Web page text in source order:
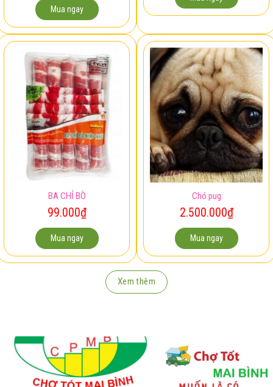
Mua ngay
Mua ngay
99.000₫
Mua ngay
Chó pug
2.500.000₫
Mua ngay